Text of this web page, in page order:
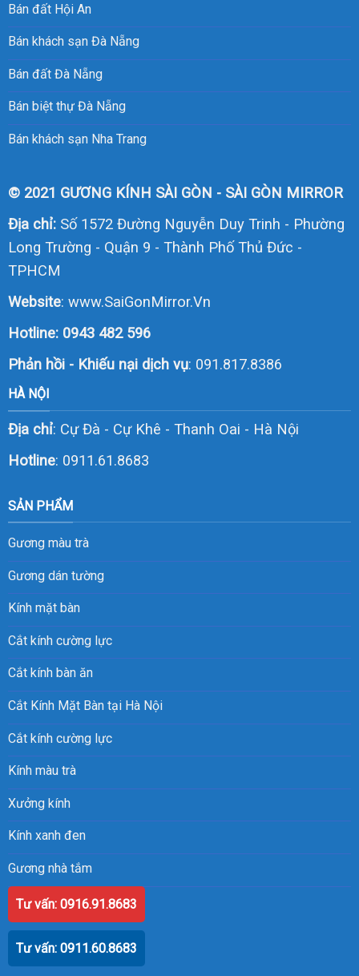
Bán đất Hội An
Bán khách sạn Đà Nẵng
Bán đất Đà Nẵng
Bán biệt thự Đà Nẵng
Bán khách sạn Nha Trang
© 2021 GƯƠNG KÍNH SÀI GÒN - SÀI GÒN MIRROR
Địa chỉ:Số 1572 Đường Nguyễn Duy Trinh - Phường
Long Trường - Quận 9 - Thành Phố Thủ Đức -
TPHCM
Website: www.SaiGonMirror.Vn
Hotline: 0943 482 596
Phản hồi - Khiếu nại dịch vụ: 091.817.8386
HÀ NỘI
Địa chỉ: Cự Đà - Cự Khê - Thanh Oai - Hà Nội
Hotline: 0911.61.8683
SẢN PHẨM
Gương màu trà
Gương dán tường
Kính mặt bàn
Cắt kính cường lực
Cắt kính bàn ăn
Cắt Kính Mặt Bàn tại Hà Nội
Cắt kính cường lực
Kính màu trà
Xưởng kính
Kính xanh đen
Gương nhà tắm
Gương treo tường
Tư vấn: 0916.91.8683
Tư vấn: 0911.60.8683